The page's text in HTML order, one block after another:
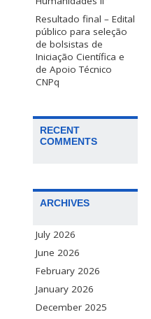
Resultado final – Edital
público para seleção
de bolsistas de
Iniciação Científica e
de Apoio Técnico
CNPq
RECENT
COMMENTS
ARCHIVES
July 2026
June 2026
February 2026
January 2026
December 2025